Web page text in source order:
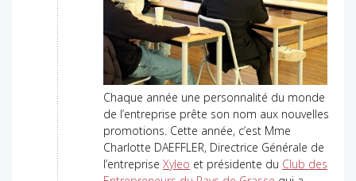
Chaque année une personnalité du monde
de l’entreprise prête son nom aux nouvelles
promotions. Cette année, c’est Mme
Charlotte DAEFFLER, Directrice Générale de
l’entreprise Xyleo et présidente du Club des